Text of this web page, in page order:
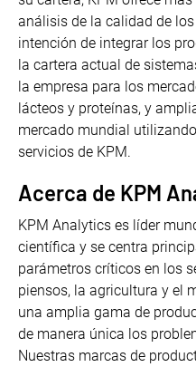
análisis de la calidad de
intención de integrar los
la cartera actual de
la empresa para los
lácteos y proteínas, y
mercado mundial
servicios de KPM.
Acerca de KPM
KPM Analytics es líder
científica y se centra
parámetros críticos en los
piensos, la agricultura y el
una amplia gama de
de manera única los
Nuestras marcas de